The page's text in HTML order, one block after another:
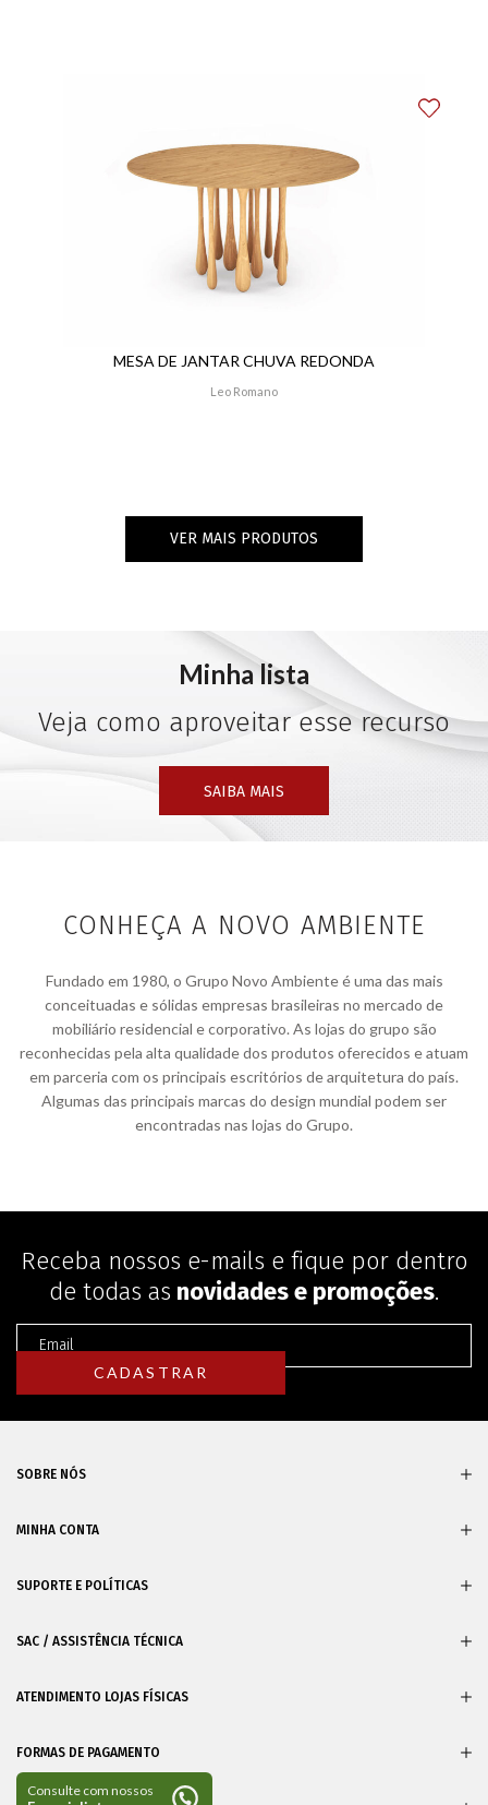
MESA DE JANTAR CHUVA REDONDA
Leo Romano
VER MAIS PRODUTOS
Minha lista
Veja como aproveitar esse recurso
SAIBA MAIS
CONHEÇA A NOVO AMBIENTE
Fundado em 1980, o Grupo Novo Ambiente é uma das mais
conceituadas e sólidas empresas brasileiras no mercado de
mobiliário residencial e corporativo. As lojas do grupo são
reconhecidas pela alta qualidade dos produtos oferecidos e atuam
em parceria com os principais escritórios de arquitetura do país.
Algumas das principais marcas do design mundial podem ser
encontradas nas lojas do Grupo.
Receba nossos e-mails e fique por dentro
de todas as novidades e promoções.
SOBRE NÓS
MINHA CONTA
SUPORTE E POLÍTICAS
SAC / ASSISTÊNCIA TÉCNICA
ATENDIMENTO LOJAS FÍSICAS
FORMAS DE PAGAMENTO